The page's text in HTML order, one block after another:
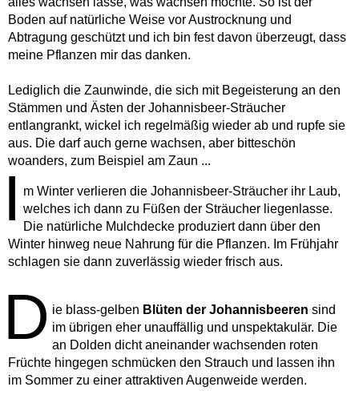
Boden auf natürliche Weise vor Austrocknung und
Abtragung geschützt und ich bin fest davon überzeugt, dass
meine Pflanzen mir das danken.
Lediglich die Zaunwinde, die sich mit Begeisterung an den
Stämmen und Ästen der Johannisbeer-Sträucher
entlangrankt, wickel ich regelmäßig wieder ab und rupfe sie
aus. Die darf auch gerne wachsen, aber bitteschön
woanders, zum Beispiel am Zaun ...
I
m Winter verlieren die Johannisbeer-Sträucher ihr Laub,
welches ich dann zu Füßen der Sträucher liegenlasse.
Die natürliche Mulchdecke produziert dann über den
Winter hinweg neue Nahrung für die Pflanzen. Im Frühjahr
schlagen sie dann zuverlässig wieder frisch aus.
D ie blass-gelben Blüten der Johannisbeeren sind
im übrigen eher unauffällig und unspektakulär. Die
an Dolden dicht aneinander wachsenden roten
Früchte hingegen schmücken den Strauch und lassen ihn
im Sommer zu einer attraktiven Augenweide werden.